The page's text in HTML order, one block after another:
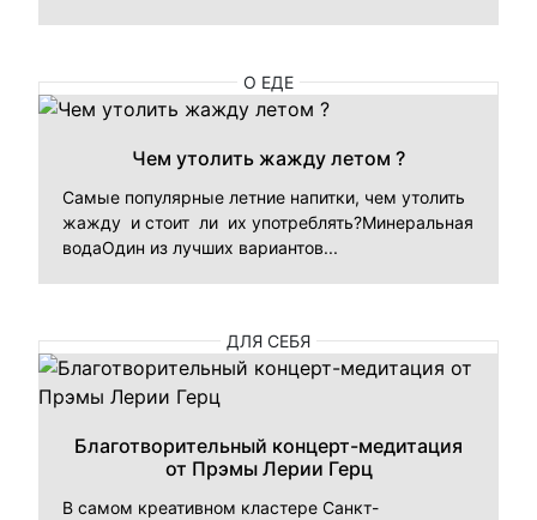
О ЕДЕ
Чем утолить жажду летом ?
Самые популярные летние напитки, чем утолить
жажду и стоит ли их употреблять?Минеральная
водаОдин из лучших вариантов...
ДЛЯ СЕБЯ
Благотворительный концерт-медитация
от Прэмы Лерии Герц
В самом креативном кластере Санкт-